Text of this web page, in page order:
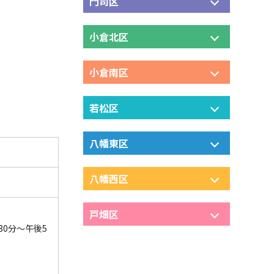
分～午後5
小倉北区
小倉南区
若松区
八幡東区
八幡西区
戸畑区